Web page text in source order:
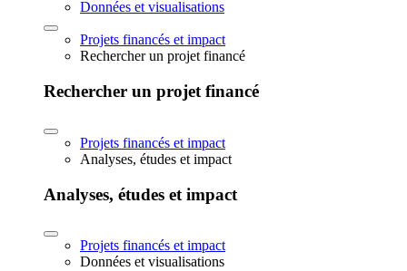
Données et visualisations
Projets financés et impact
Rechercher un projet financé
Rechercher un projet financé
Projets financés et impact
Analyses, études et impact
Analyses, études et impact
Projets financés et impact
Données et visualisations